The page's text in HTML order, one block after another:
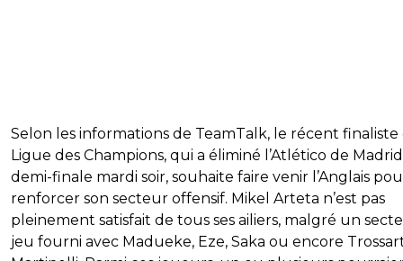
Selon les informations de TeamTalk, le récent finaliste
Ligue des Champions, qui a éliminé l’Atlético de
demi-finale mardi soir, souhaite faire venir l’Anglais
renforcer son secteur offensif. Mikel Arteta n’est pas
pleinement satisfait de tous ses ailiers, malgré un
jeu fourni avec Madueke, Eze, Saka ou encore